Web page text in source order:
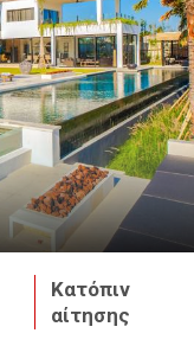
Κατόπιν
αίτησης